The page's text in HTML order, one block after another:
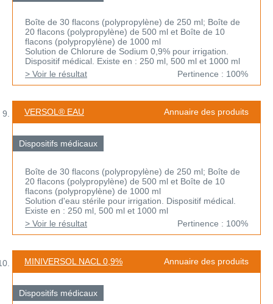
Boîte de 30 flacons (polypropylène) de 250 ml; Boîte de
20 flacons (polypropylène) de 500 ml et Boîte de 10
flacons (polypropylène) de 1000 ml
Solution de Chlorure de Sodium 0,9% pour irrigation.
Dispositif médical. Existe en : 250 ml, 500 ml et 1000 ml
> Voir le résultat
Pertinence : 100%
VERSOL® EAU Annuaire des produits
Dispositifs médicaux
Boîte de 30 flacons (polypropylène) de 250 ml; Boîte de
20 flacons (polypropylène) de 500 ml et Boîte de 10
flacons (polypropylène) de 1000 ml
Solution d'eau stérile pour irrigation. Dispositif médical.
Existe en : 250 ml, 500 ml et 1000 ml
> Voir le résultat
Pertinence : 100%
MINIVERSOL NACL 0,9% Annuaire des produits
Dispositifs médicaux